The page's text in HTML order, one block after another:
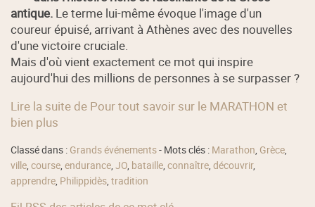
antique. Le terme lui-même évoque l'image d'un
coureur épuisé, arrivant à Athènes avec des nouvelles
d'une victoire cruciale.
Mais d'où vient exactement ce mot qui inspire
aujourd'hui des millions de personnes à se surpasser ?
Lire la suite de Pour tout savoir sur le MARATHON et
bien plus
Classé dans : Grands événements- Mots clés : Marathon, Grèce,
ville,course,endurance,JO, bataille,connaître,découvrir,
apprendre, Philippidès,tradition